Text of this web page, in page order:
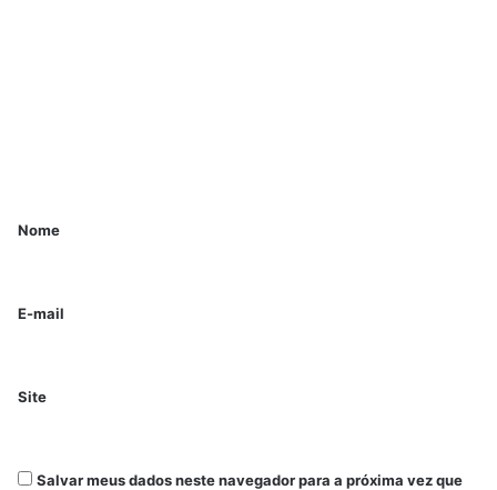
Nome
E-mail
Site
Salvar meus dados neste navegador para a próxima vez que